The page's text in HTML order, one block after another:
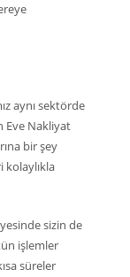
aynı sektörde
Eve Nakliyat
bir şey
kolaylıkla
sizin de
işlemler
süreler